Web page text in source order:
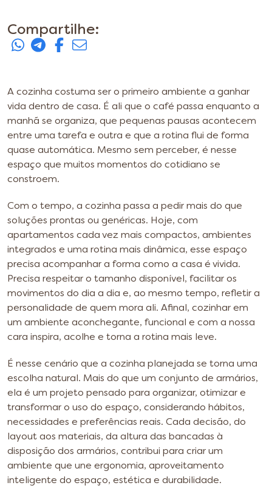
Compartilhe:
A cozinha costuma ser o primeiro ambiente a ganhar
vida dentro de casa. É ali que o café passa enquanto a
manhã se organiza, que pequenas pausas acontecem
entre uma tarefa e outra e que a rotina flui de forma
quase automática. Mesmo sem perceber, é nesse
espaço que muitos momentos do cotidiano se
constroem.
Com o tempo, a cozinha passa a pedir mais do que
soluções prontas ou genéricas. Hoje, com
apartamentos cada vez mais compactos, ambientes
integrados e uma rotina mais dinâmica, esse espaço
precisa acompanhar a forma como a casa é vivida.
Precisa respeitar o tamanho disponível, facilitar os
movimentos do dia a dia e, ao mesmo tempo, refletir a
personalidade de quem mora ali. Afinal, cozinhar em
um ambiente aconchegante, funcional e com a nossa
cara inspira, acolhe e torna a rotina mais leve.
É nesse cenário que a cozinha planejada se torna uma
escolha natural. Mais do que um conjunto de armários,
ela é um projeto pensado para organizar, otimizar e
transformar o uso do espaço, considerando hábitos,
necessidades e preferências reais. Cada decisão, do
layout aos materiais, da altura das bancadas à
disposição dos armários, contribui para criar um
ambiente que une ergonomia, aproveitamento
inteligente do espaço, estética e durabilidade.